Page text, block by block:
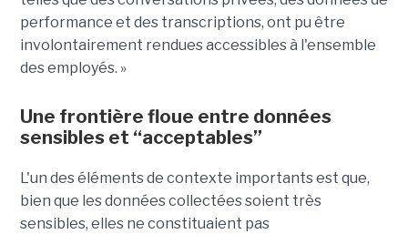
performance et des transcriptions, ont pu être
involontairement rendues accessibles à l'ensemble
des employés. »
Une frontière floue entre données
sensibles et “acceptables”
L'un des éléments de contexte importants est que,
bien que les données collectées soient très
sensibles, elles ne constituaient pas